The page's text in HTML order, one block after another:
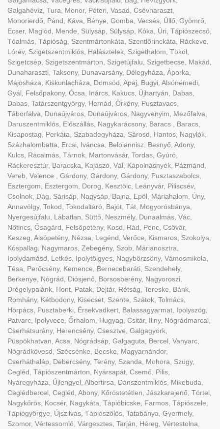
Galgahévíz, Tura, Monor, Péteri, Vasad, Csévharaszt,
Monorierdő, Pánd, Káva, Bénye, Gomba, Vecsés, Üllő, Gyömrő,
Ecser, Maglód, Mende, Sülysáp, Sülysáp, Kóka, Úri, Tápiószecső,
Tóalmás, Tápióság, Szentmártonkáta, Szentlőrinckáta, Ráckeve,
Lórév, Szigetszentmiklós, Halásztelek, Szigethalom, Tököl,
Szigetcsép, Szigetszentmárton, Szigetújfalu, Szigetbecse, Makád,
Dunaharaszti, Taksony, Dunavarsány, Délegyháza, Áporka,
Majosháza, Kiskunlacháza, Dömsöd, Apaj, Bugyi, Alsónémedi,
Gyál, Felsőpakony, Ócsa, Inárcs, Kakucs, Újhartyán, Dabas,
Dabas, Tatárszentgyörgy, Hernád, Örkény, Pusztavacs,
Táborfalva, Dunaújváros, Dunaújváros, Nagyvenyim, Mezőfalva,
Daruszentmiklós, Előszállás, Nagykarácsony, Baracs , Baracs,
Kisapostag, Perkáta, Szabadegyháza, Sárosd, Hantos, Nagylók,
Százhalombatta, Ercsi, Iváncsa, Beloiannisz, Besnyő, Adony,
Kulcs, Rácalmás, Tárnok, Martonvásár, Tordas, Gyúró,
Ráckeresztúr, Baracska, Kajászó, Vál, Kápolnásnyék, Pázmánd,
Vereb, Velence , Gárdony, Gárdony, Gárdony, Pusztaszabolcs,
Esztergom, Esztergom, Dorog, Kesztölc, Leányvár, Piliscsév,
Csolnok, Dág, Sárisáp, Nagysáp, Bajna, Epöl, Máriahalom, Úny,
Annavölgy, Tokod, Tokodaltáró, Bajót, Tát, Mogyorósbánya,
Nyergesújfalu, Lábatlan, Süttő, Neszmély, Dunaalmás, Vác,
Nőtincs, Ősagárd, Felsőpetény, Kosd, Rád, Penc, Csővár,
Keszeg, Alsópetény, Nézsa, Legénd, Verőce, Kismaros, Szokolya,
Kóspallag, Nagymaros, Zebegény, Szob, Márianosztra,
Ipolydamásd, Letkés, Ipolytölgyes, Nagybörzsöny, Vámosmikola,
Tésa, Perőcsény, Kemence, Bernecebaráti, Szendehely,
Berkenye, Nógrád, Diósjenő, Borsosberény, Nagyoroszi,
Drégelypalánk, Hont, Patak, Dejtár, Rétság, Tereske, Bánk,
Romhány, Kétbodony, Kisecset, Szente, Szátok, Tolmács,
Horpács, Pusztaberki, Érsekvadkert, Balassagyarmat, Ipolyszög,
Patvarc, Ipolyvece, Őrhalom, Hugyag, Csitár, Iliny, Nógrádmarcal,
Cserhátsurány, Herencsény, Csesztve, Galgagyörk,
Püspökhatvan, Acsa, Nógrádsáp, Galgaguta, Bercel, Vanyarc,
Nógrádkövesd, Szécsénke, Becske, Magyarnándor,
Cserháthaláp, Debercsény, Terény, Szanda, Mohora, Szügy,
Cegléd, Tápiószentmárton, Nyársapát, Csemő, Pilis,
Nyáregyháza, Újlengyel, Albertirsa, Dánszentmiklós, Mikebuda,
Ceglédbercel, Cegléd, Abony, Kőröstetétlen, Jászkarajenő, Törtel,
Nagykőrös, Kocsér, Nagykáta, Tápióbicske, Farmos, Tápiószele,
Tápiógyörgye, Újszilvás, Tápiószőlős, Tatabánya, Gyermely,
Szomor, Vértessomló, Várgesztes, Tarján, Héreg, Vértestolna,